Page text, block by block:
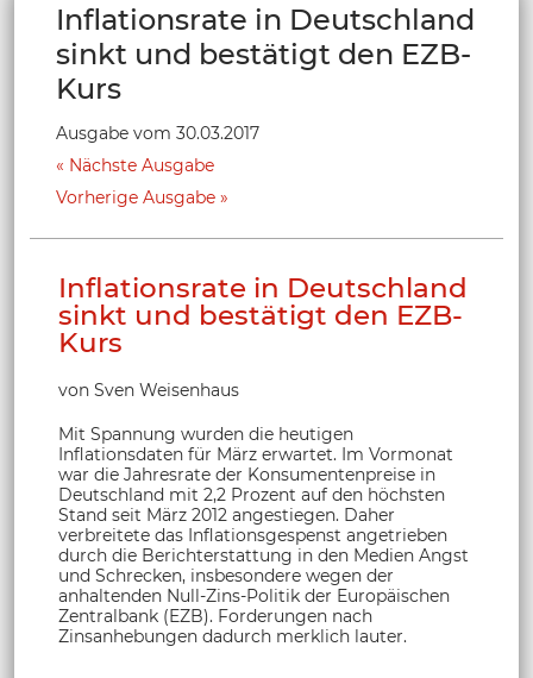
Inflationsrate in Deutschland
sinkt und bestätigt den EZB-
Kurs
Ausgabe vom 30.03.2017
Nächste Ausgabe
Vorherige Ausgabe
Inflationsrate in Deutschland
sinkt und bestätigt den EZB-
Kurs
von Sven Weisenhaus
Mit Spannung wurden die heutigen
Inflationsdaten für März erwartet. Im Vormonat
war die Jahresrate der Konsumentenpreise in
Deutschland mit 2,2 Prozent auf den höchsten
Stand seit März 2012 angestiegen. Daher
verbreitete das Inflationsgespenst angetrieben
durch die Berichterstattung in den Medien Angst
und Schrecken, insbesondere wegen der
anhaltenden Null-Zins-Politik der Europäischen
Zentralbank (EZB). Forderungen nach
Zinsanhebungen dadurch merklich lauter.